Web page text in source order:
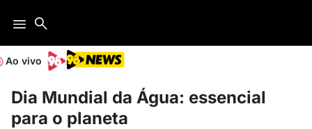
Ao vivo
Dia Mundial da Água: essencial
para o planeta